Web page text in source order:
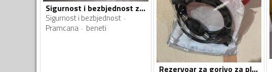
Sigurnost i bezbjednost za plovila
Sigurnost i bezbjednost
Pramcana
beneti
Rezervoar za gorivo za plovila